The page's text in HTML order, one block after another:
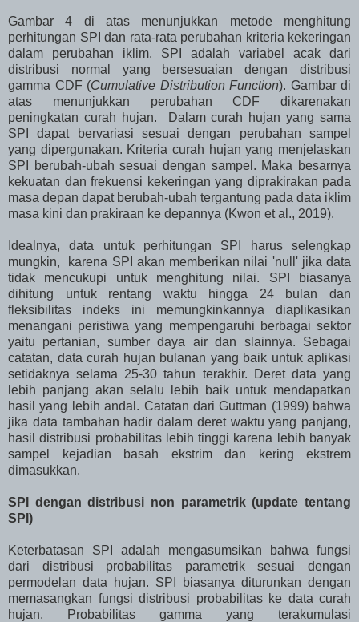
Gambar 4 di atas menunjukkan metode menghitung
perhitungan SPI dan rata-rata perubahan kriteria kekeringan
dalam perubahan iklim. SPI adalah variabel acak dari
distribusi normal yang bersesuaian dengan distribusi
gamma CDF (Cumulative Distribution Function). Gambar di
atas menunjukkan perubahan CDF dikarenakan
peningkatan curah hujan. Dalam curah hujan yang sama
SPI dapat bervariasi sesuai dengan perubahan sampel
yang dipergunakan. Kriteria curah hujan yang menjelaskan
SPI berubah-ubah sesuai dengan sampel. Maka besarnya
kekuatan dan frekuensi kekeringan yang diprakirakan pada
masa depan dapat berubah-ubah tergantung pada data iklim
masa kini dan prakiraan ke depannya (Kwon et al., 2019).
Idealnya, data untuk perhitungan SPI harus selengkap
mungkin, karena SPI akan memberikan nilai 'null' jika data
tidak mencukupi untuk menghitung nilai. SPI biasanya
dihitung untuk rentang waktu hingga 24 bulan dan
fleksibilitas indeks ini memungkinkannya diaplikasikan
menangani peristiwa yang mempengaruhi berbagai sektor
yaitu pertanian, sumber daya air dan slainnya. Sebagai
catatan, data curah hujan bulanan yang baik untuk aplikasi
setidaknya selama 25-30 tahun terakhir. Deret data yang
lebih panjang akan selalu lebih baik untuk mendapatkan
hasil yang lebih andal. Catatan dari Guttman (1999) bahwa
jika data tambahan hadir dalam deret waktu yang panjang,
hasil distribusi probabilitas lebih tinggi karena lebih banyak
sampel kejadian basah ekstrim dan kering ekstrem
dimasukkan.
SPI dengan distribusi non parametrik (update tentang
SPI)
Keterbatasan SPI adalah mengasumsikan bahwa fungsi
dari distribusi probabilitas parametrik sesuai dengan
permodelan data hujan. SPI biasanya diturunkan dengan
memasangkan fungsi distribusi probabilitas ke data curah
hujan. Probabilitas gamma yang terakumulasi